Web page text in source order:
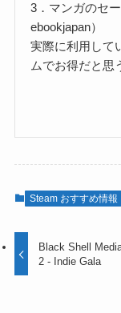
3．マンガのセ
ebookjapan）
実際に利用して
ムでお得だと思
Steam おすすめ情報
Black Shell
2 - Indie Gala